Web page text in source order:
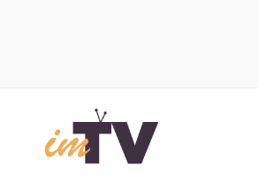
contenuto